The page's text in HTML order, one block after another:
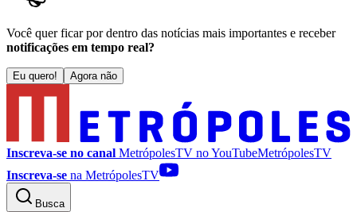
Você quer ficar por dentro das notícias mais importantes e receber
notificações em tempo real?
Eu quero! Agora não
Inscreva-se no canal MetrópolesTV noYouTubeMetrópolesTV
Inscreva-se na MetrópolesTV
Busca